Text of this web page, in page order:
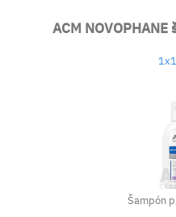
ACM
Šampón